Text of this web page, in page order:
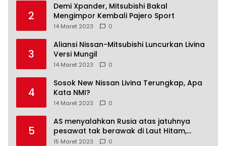
2
Demi Xpander, Mitsubishi Bakal
Mengimpor Kembali Pajero Sport
14 Maret 2023 0
3
Aliansi Nissan-Mitsubishi Luncurkan Livina
Versi Mungil
14 Maret 2023 0
4
Sosok New Nissan Livina Terungkap, Apa
Kata NMI?
14 Maret 2023 0
5
AS menyalahkan Rusia atas jatuhnya
pesawat tak berawak di Laut Hitam,
Moskow menyangkal
15 Maret 2023 0